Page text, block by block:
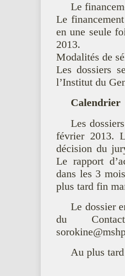
Le
Le
en une seule
2013.
Modalités de
Les dossiers
l’Institut du
Calendrier
Les
février 2013.
décision du
Le rapport
dans les 3
plus tard fin
Le dossier
du
Au plus